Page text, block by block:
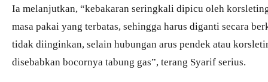
Ia melanjutkan, “kebakaran seringkali dipicu oleh
masa pakai yang terbatas, sehingga harus diganti secara
tidak diinginkan, selain hubungan arus pendek atau
disebabkan bocornya tabung gas”, terang Syarif serius.